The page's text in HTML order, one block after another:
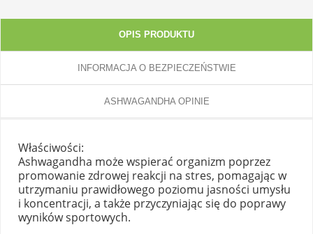
OPIS PRODUKTU
INFORMACJA O BEZPIECZEŃSTWIE
ASHWAGANDHA OPINIE
Właściwości:
Ashwagandha może wspierać organizm poprzez
promowanie zdrowej reakcji na stres, pomagając w
utrzymaniu prawidłowego poziomu jasności umysłu
i koncentracji, a także przyczyniając się do poprawy
wyników sportowych.